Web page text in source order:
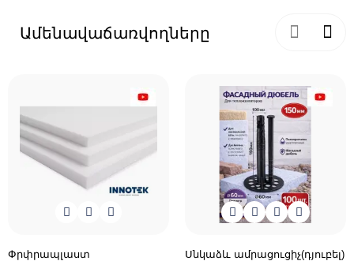
Ամենավաճառվողները
Փրփրապլաստ
Սնկաձև ամրացուցիչ(դյուբել)